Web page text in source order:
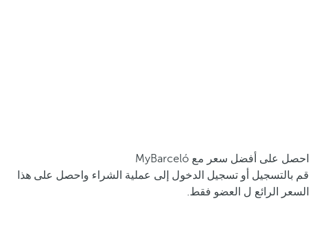
احصل على أفضل سعر مع MyBarceló
قم بالتسجيل أو تسجيل الدخول إلى عملية الشراء واحصل على هذا
السعر الرائع ل العضو فقط.